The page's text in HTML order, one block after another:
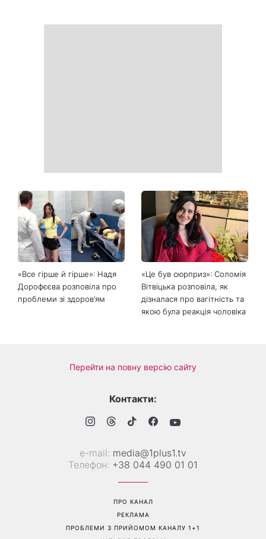
«Все гірше й гірше»: Надя
Дорофєєва розповіла про
проблеми зі здоров’ям
«Це був сюрприз»: Соломія
Вітвіцька розповіла, як
дізналася про вагітність та
якою була реакція чоловіка
Перейти на повну версію сайту
Контакти:
е-mail: media@1plus1.tv
Телефон: +38 044 490 01 01
ПРО КАНАЛ
РЕКЛАМА
ПРОБЛЕМИ З ПРИЙОМОМ КАНАЛУ 1+1